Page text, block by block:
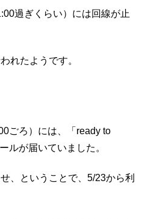
過ぎくらい）には回線が止
れたようです。
ごろ）には、「ready to
ルが届いていました。
、ということで、5/23から利